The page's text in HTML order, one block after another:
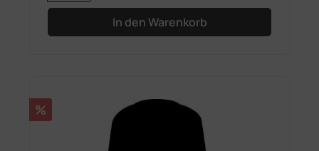
In den Warenkorb
Rabatt
%